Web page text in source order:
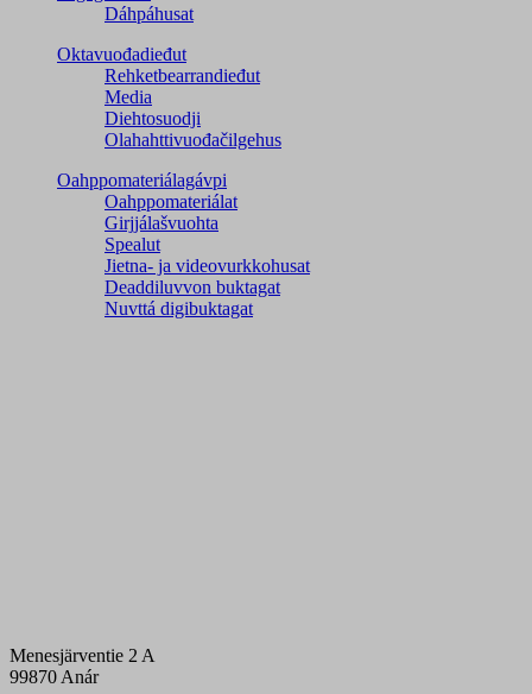
Dáhpáhusat
Oktavuođadieđut
Rehketbearrandieđut
Media
Diehtosuodji
Olahahttivuođačilgehus
Oahppomateriálagávpi
Oahppomateriálat
Girjjálašvuohta
Spealut
Jietna- ja videovurkkohusat
Deaddiluvvon buktagat
Nuvttá digibuktagat
Menesjärventie 2 A
99870 Anár